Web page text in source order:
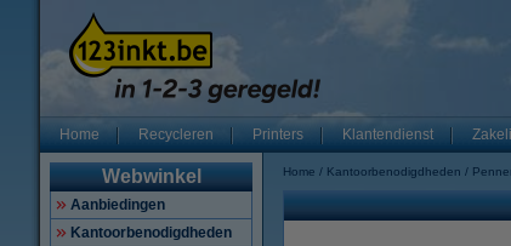
Home Recycleren Printers Klantendienst
Webwinkel
Aanbiedingen
Kantoorbenodigdheden
Home Kantoorbenodigdheden